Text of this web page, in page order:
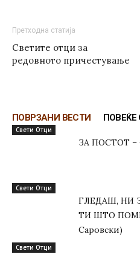
Претходна статија
Светите отци за
редовното причестување
ПОВРЗАНИ ВЕСТИ
Свети Отци
ЗА ПОСТОТ –
Свети Отци
ГЛЕДАШ, НИ
ТИ ШТО
Саровски)
Свети Отци